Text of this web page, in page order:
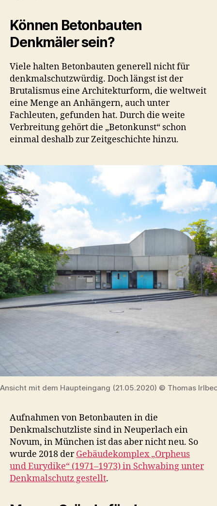
Können Betonbauten
Denkmäler sein?
Viele halten Betonbauten generell nicht für
denkmalschutzwürdig. Doch längst ist der
Brutalismus eine Architekturform, die weltweit
eine Menge an Anhängern, auch unter
Fachleuten, gefunden hat. Durch die weite
Verbreitung gehört die „Betonkunst“ schon
einmal deshalb zur Zeitgeschichte hinzu.
Ansicht mit dem Haupteingang (21.05.2020) © Thomas
Aufnahmen von Betonbauten in die
Denkmalschutzliste sind in Neuperlach ein
Novum, in München ist das aber nicht neu. So
wurde 2018 derGebäudekomplex „Orpheus
und Eurydike“ (1971–1973) in Schwabing unter
Denkmalschutz gestellt.